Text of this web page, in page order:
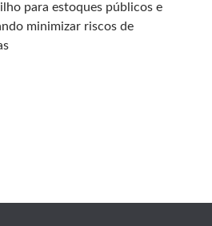
para estoques públicos e
minimizar riscos de